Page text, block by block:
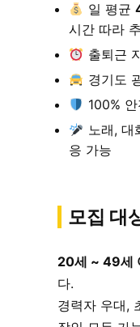
일 평균
시간 따라
출퇴근
경기도
100%
노래, 대
응 가능
모집 대
20세 ~ 49세
다.
경력자 우대,